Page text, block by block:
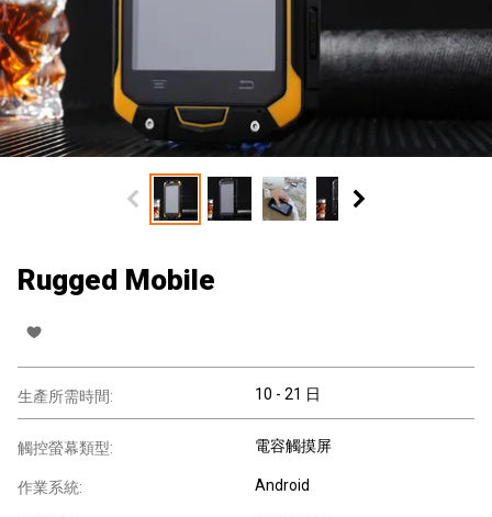
Rugged Mobile
生產所需時間: 10 - 21 日
觸控螢幕類型: 電容觸摸屏
作業系統: Android